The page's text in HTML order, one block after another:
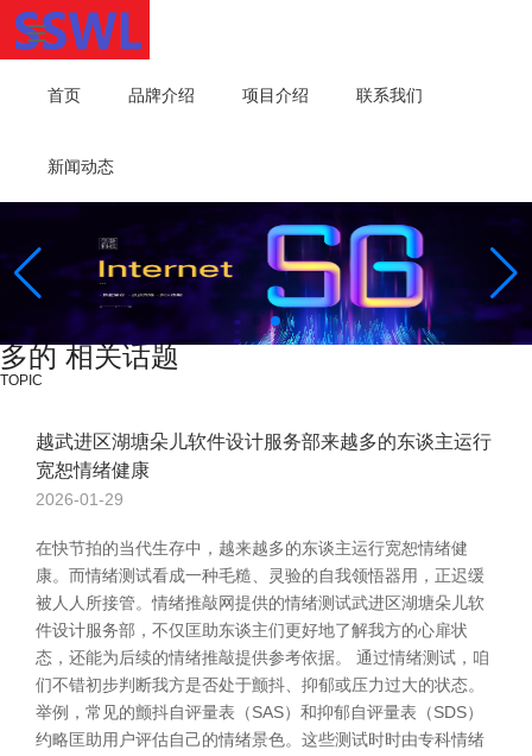
首页 品牌介绍 项目介绍 联系我们
新闻动态
多的 相关话题
TOPIC
越武进区湖塘朵儿软件设计服务部来越多的东谈主运行
宽恕情绪健康
2026-01-29
在快节拍的当代生存中，越来越多的东谈主运行宽恕情绪健
康。而情绪测试看成一种毛糙、灵验的自我领悟器用，正迟缓
被人人所接管。情绪推敲网提供的情绪测试武进区湖塘朵儿软
件设计服务部，不仅匡助东谈主们更好地了解我方的心扉状
态，还能为后续的情绪推敲提供参考依据。 通过情绪测试，咱
们不错初步判断我方是否处于颤抖、抑郁或压力过大的状态。
举例，常见的颤抖自评量表（SAS）和抑郁自评量表（SDS）
约略匡助用户评估自己的情绪景色。这些测试时时由专科情绪